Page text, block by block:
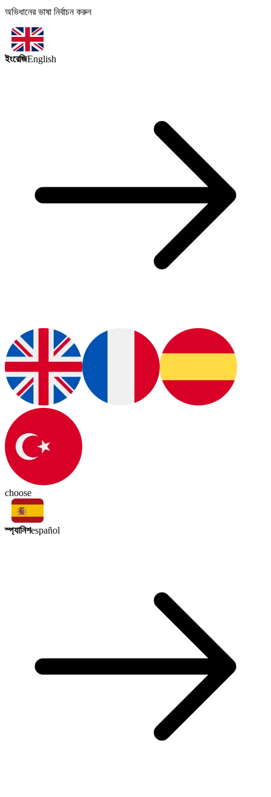
অভিধানের ভাষা নির্বাচন করুন
ইংরেজিEnglish
choose
স্প্যানিশespañol